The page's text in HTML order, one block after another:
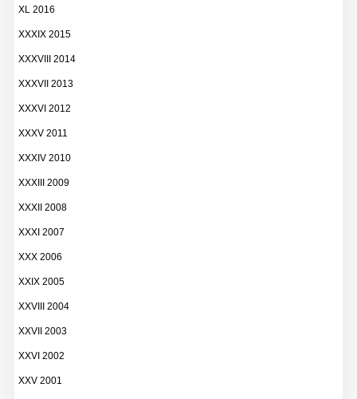
XL 2016
XXXIX 2015
XXXVIII 2014
XXXVII 2013
XXXVI 2012
XXXV 2011
XXXIV 2010
XXXIII 2009
XXXII 2008
XXXI 2007
XXX 2006
XXIX 2005
XXVIII 2004
XXVII 2003
XXVI 2002
XXV 2001